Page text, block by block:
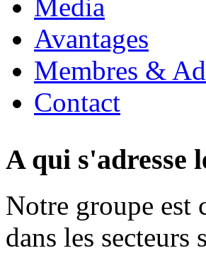
Media
Avantages
Membres &
Contact
A qui s'adresse
Notre groupe est
dans les secteurs